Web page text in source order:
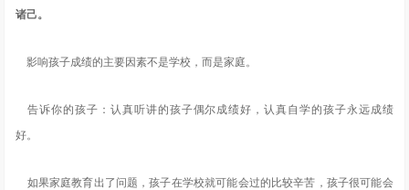
诸己。
影响孩子成绩的主要因素不是学校，而是家庭。
告诉你的孩子：认真听讲的孩子偶尔成绩好，认真自学的孩子永远成绩
好。
如果家庭教育出了问题，孩子在学校就可能会过的比较辛苦，孩子很可能会